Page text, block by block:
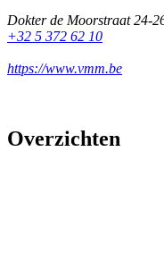
Dokter de Moorstraat 24-
+32 5 372 62 10
https://www.vmm.be
Overzichten